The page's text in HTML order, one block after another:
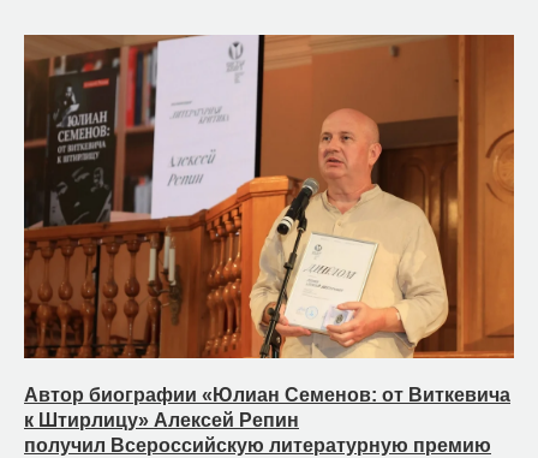
Автор биографии «Юлиан Семенов: от Виткевича
к Штирлицу» Алексей Репин
получил Всероссийскую литературную премию